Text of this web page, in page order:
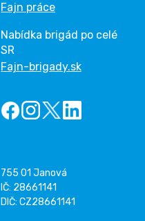
Fajn práce
Nabídka brigád po celé
SR
Fajn-brigady.sk
755 01 Janová
IČ: 28661141
DIČ: CZ28661141